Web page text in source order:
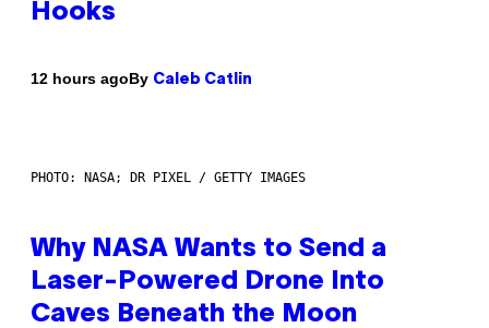
Hooks
12 hours agoBy Caleb Catlin
PHOTO: NASA; DR PIXEL / GETTY IMAGES
Why NASA Wants to Send a
Laser-Powered Drone Into
Caves Beneath the Moon